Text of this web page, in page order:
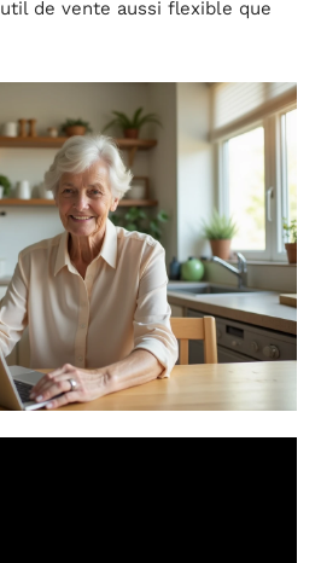
de vente aussi flexible que